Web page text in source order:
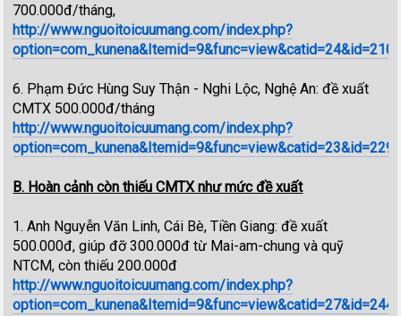
700.000đ/tháng,
http://www.nguoitoicuumang.com/index.php?
6. Phạm Đức Hùng Suy Thận - Nghi Lộc, Nghệ An: đề xuất
CMTX 500.000đ/tháng
http://www.nguoitoicuumang.com/index.php?
B. Hoàn cảnh còn thiếu CMTX như mức đề xuất
1. Anh Nguyễn Văn Linh, Cái Bè, Tiền Giang: đề xuất
500.000đ, giúp đỡ 300.000đ từ Mai-am-chung và quỹ
NTCM, còn thiếu 200.000đ
http://www.nguoitoicuumang.com/index.php?